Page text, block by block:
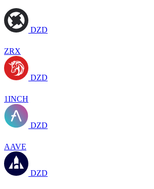
DZD
ZRX
DZD
1INCH
DZD
AAVE
DZD